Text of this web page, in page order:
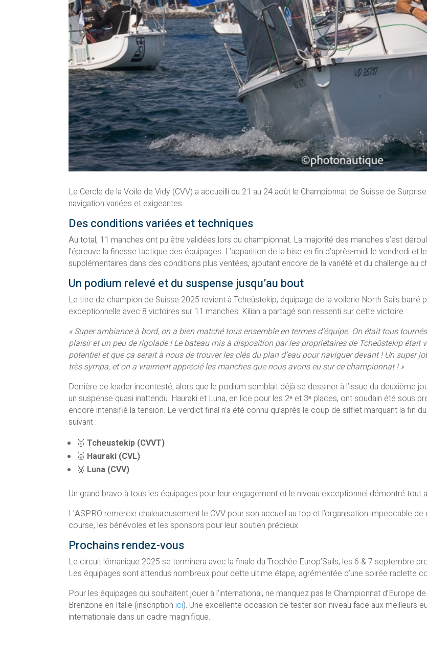
Le Cercle de la Voile de Vidy (CVV) a accueilli du 21 au 24 août le Championnat de Suisse de
navigation variées et exigeantes.
Des conditions variées et techniques
Au total, 11 manches ont pu être validées lors du championnat. La majorité des manches s’est
l’épreuve la finesse tactique des équipages. L’apparition de la bise en fin d’après-midi le vendredi
supplémentaires dans des conditions plus ventées, ajoutant encore de la variété et du challenge au
Un podium relevé et du suspense jusqu’au bout
Le titre de champion de Suisse 2025 revient à Tcheûstekip, équipage de la voilerie North Sails barré
exceptionnelle avec 8 victoires sur 11 manches. Kilian a partagé son ressenti sur cette victoire :
« Super ambiance à bord, on a bien matché tous ensemble en termes d’équipe. On était tous
plaisir et un peu de rigolade ! Le bateau mis à disposition par les propriétaires de Tcheûstekip était
potentiel et que ça serait à nous de trouver les clés du plan d’eau pour naviguer devant ! Un super
très sympa, et on a vraiment apprécié les manches que nous avons eu sur ce championnat ! »
Derrière ce leader incontesté, alors que le podium semblait déjà se dessiner à l’issue du deuxième
un suspense quasi inattendu. Hauraki et Luna, en lice pour les 2ᵉ et 3ᵉ places, ont soudain été sous
encore intensifié la tension. Le verdict final n’a été connu qu’après le coup de sifflet marquant la fin
suivant :
🥇Tcheustekip (CVVT)
🥈 Hauraki (CVL)
🥉 Luna (CVV)
Un grand bravo à tous les équipages pour leur engagement et le niveau exceptionnel démontré tout
L’ASPRO remercie chaleureusement le CVV pour son accueil au top et l’organisation impeccable
course, les bénévoles et les sponsors pour leur soutien précieux.
Prochains rendez-vous
Le circuit lémanique 2025 se terminera avec la finale du Trophée Europ’Sails, les 6 & 7 septembre
Les équipages sont attendus nombreux pour cette ultime étape, agrémentée d’une soirée raclette
Pour les équipages qui souhaitent jouer à l’international, ne manquez pas le Championnat d’Europe
Brenzone en Italie (inscriptionici). Une excellente occasion de tester son niveau face aux meilleurs
internationale dans un cadre magnifique.